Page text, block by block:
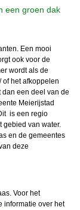
een groen dak
Een mooi
ook voor de
wordt als de
of het afkoppelen
een deel van de
Meierijstad
is een regio
gebied van water.
en de gemeentes
deze
Voor het
informatie over het